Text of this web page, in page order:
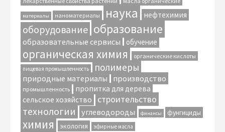
материалы наноматериалы наука нефтехимия
оборудование образование
образовательные сервисы обучение
органическая химия органические кислоты
пищевая промышленность полимеры
природные материалы производство
промышленность
пропитка для дерева
сельское хозяйство
строительство
технологии углеводороды финансы фунгициды
химия экология эфирные масла